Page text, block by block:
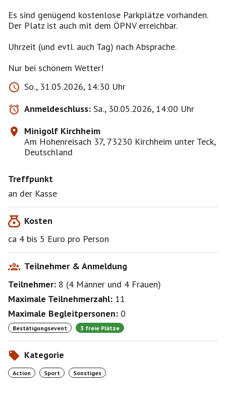
Es sind genügend kostenlose Parkplätze vorhanden.
Der Platz ist auch mit dem ÖPNV erreichbar.
Uhrzeit (und evtl. auch Tag) nach Absprache.
Nur bei schönem Wetter!
So., 31.05.2026, 14:30 Uhr
Anmeldeschluss: Sa., 30.05.2026, 14:00 Uhr
Minigolf Kirchheim
Am Hohenreisach 37, 73230 Kirchheim unter Teck,
Deutschland
Treffpunkt
an der Kasse
Kosten
ca 4 bis 5 Euro pro Person
Teilnehmer & Anmeldung
Teilnehmer: 8 (4 Männer und 4 Frauen)
Maximale Teilnehmerzahl: 11
Maximale Begleitpersonen: 0
Bestätigungsevent 3 freie Plätze
Kategorie
Action Sport Sonstiges